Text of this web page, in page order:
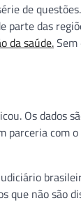
de
parte das
da saúde.
Os dados
parceria com
que não são